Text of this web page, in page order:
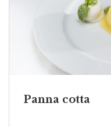
Panna cotta